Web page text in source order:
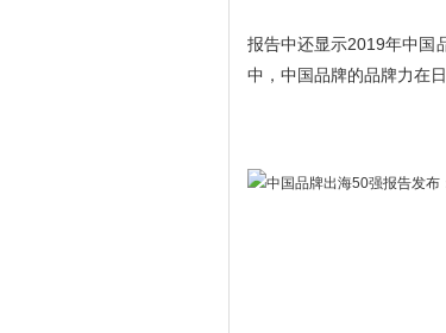
报告中还显示2019年中国
中，中国品牌的品牌力在